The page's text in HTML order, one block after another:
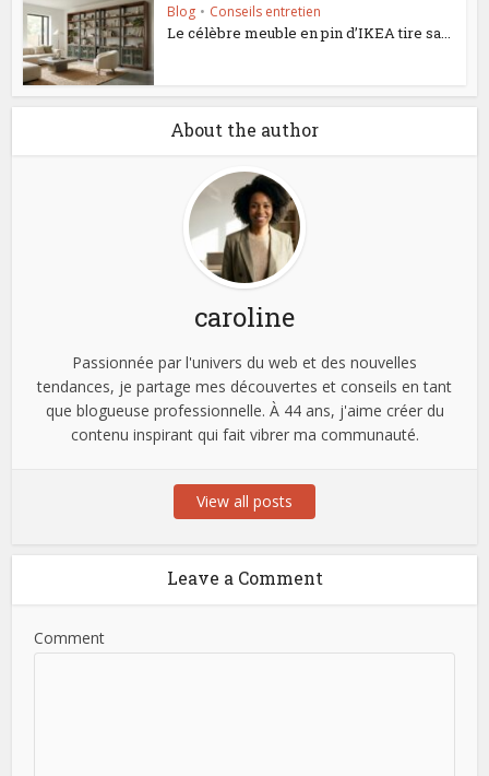
Blog • Conseils entretien
Le célèbre meuble en pin d’IKEA tire sa...
About the author
caroline
Passionnée par l'univers du web et des nouvelles
tendances, je partage mes découvertes et conseils en tant
que blogueuse professionnelle. À 44 ans, j'aime créer du
contenu inspirant qui fait vibrer ma communauté.
View all posts
Leave a Comment
Comment